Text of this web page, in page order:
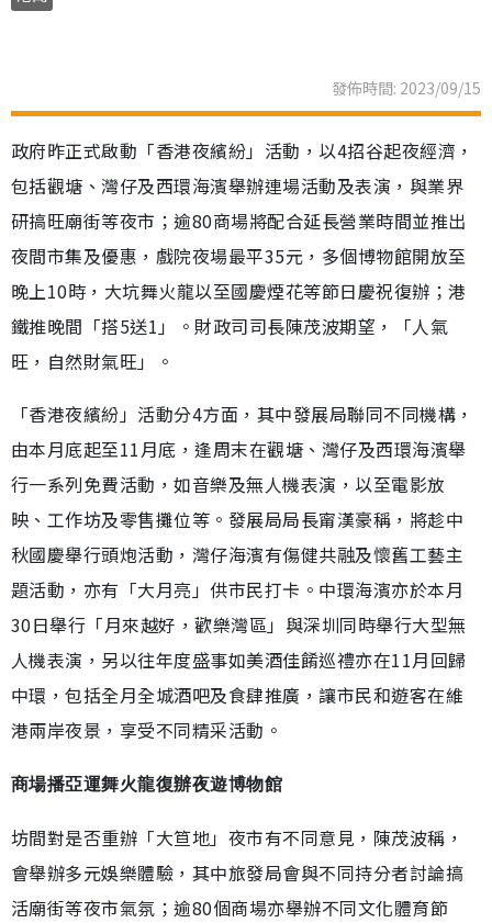
發佈時間: 2023/09/15
政府昨正式啟動「香港夜繽紛」活動，以4招谷起夜經濟，
包括觀塘、灣仔及西環海濱舉辦連場活動及表演，與業界
研搞旺廟街等夜市；逾80商場將配合延長營業時間並推出
夜間市集及優惠，戲院夜場最平35元，多個博物館開放至
晚上10時，大坑舞火龍以至國慶煙花等節日慶祝復辦；港
鐵推晚間「搭5送1」。財政司司長陳茂波期望，「人氣
旺，自然財氣旺」。
「香港夜繽紛」活動分4方面，其中發展局聯同不同機構，
由本月底起至11月底，逢周末在觀塘、灣仔及西環海濱舉
行一系列免費活動，如音樂及無人機表演，以至電影放
映、工作坊及零售攤位等。發展局局長甯漢豪稱，將趁中
秋國慶舉行頭炮活動，灣仔海濱有傷健共融及懷舊工藝主
題活動，亦有「大月亮」供市民打卡。中環海濱亦於本月
30日舉行「月來越好，歡樂灣區」與深圳同時舉行大型無
人機表演，另以往年度盛事如美酒佳餚巡禮亦在11月回歸
中環，包括全月全城酒吧及食肆推廣，讓市民和遊客在維
港兩岸夜景，享受不同精采活動。
商場播亞運舞火龍復辦夜遊博物館
坊間對是否重辦「大笪地」夜市有不同意見，陳茂波稱，
會舉辦多元娛樂體驗，其中旅發局會與不同持分者討論搞
活廟街等夜市氣氛；逾80個商場亦舉辦不同文化體育節